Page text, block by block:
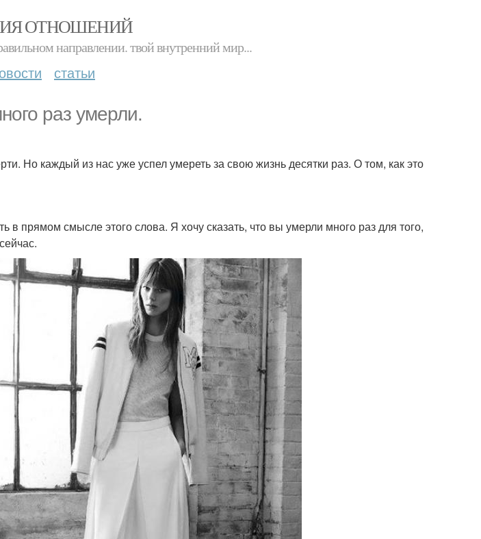
ОТНОШЕНИЙ
направлении. твой внутренний мир...
статьи
раз умерли.
Но каждый из нас уже успел умереть за свою жизнь десятки раз. О том, как это
в прямом смысле этого слова. Я хочу сказать, что вы умерли много раз для того,